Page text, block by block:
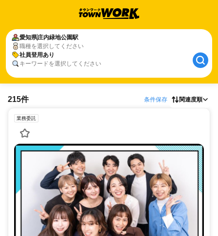
愛知県庄内緑地公園駅
職種を選択してください
社員登用あり
キーワードを選択してください
215件 条件保存 関連度順
業務委託